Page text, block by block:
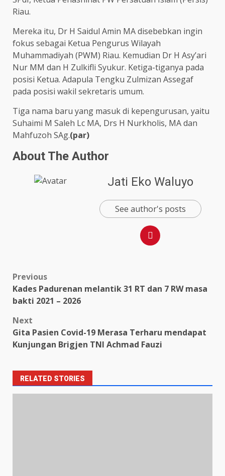
Riau.
Mereka itu, Dr H Saidul Amin MA disebebkan ingin
fokus sebagai Ketua Pengurus Wilayah
Muhammadiyah (PWM) Riau. Kemudian Dr H Asy’ari
Nur MM dan H Zulkifli Syukur. Ketiga-tiganya pada
posisi Ketua. Adapula Tengku Zulmizan Assegaf
pada posisi wakil sekretaris umum.
Tiga nama baru yang masuk di kepengurusan, yaitu
Suhaimi M Saleh Lc MA, Drs H Nurkholis, MA dan
Mahfuzoh SAg.(par)
About The Author
Jati Eko Waluyo
See author's posts
Previous
Kades Padurenan melantik 31 RT dan 7 RW masa
bakti 2021 – 2026
Next
Gita Pasien Covid-19 Merasa Terharu mendapat
Kunjungan Brigjen TNI Achmad Fauzi
RELATED STORIES